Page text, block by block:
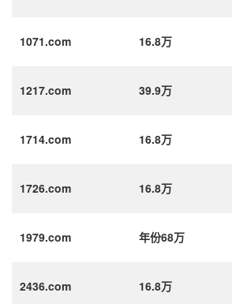
1071.com 16.8万
1217.com 39.9万
1714.com 16.8万
1726.com 16.8万
1979.com 年份68万
2436.com 16.8万